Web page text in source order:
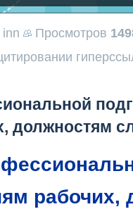
Просмотров
должностям
рабочих,